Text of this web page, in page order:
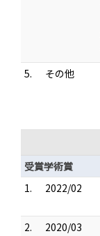
5.
その他
受賞学術賞
1.
2022/02
2.
2020/03